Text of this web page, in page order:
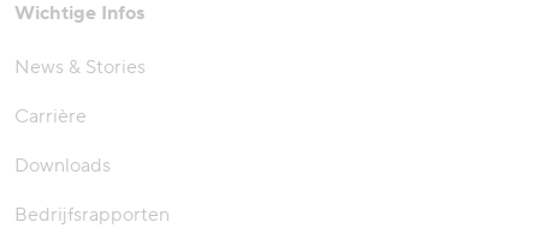
Wichtige Infos
News & Stories
Carrière
Downloads
Bedrijfsrapporten